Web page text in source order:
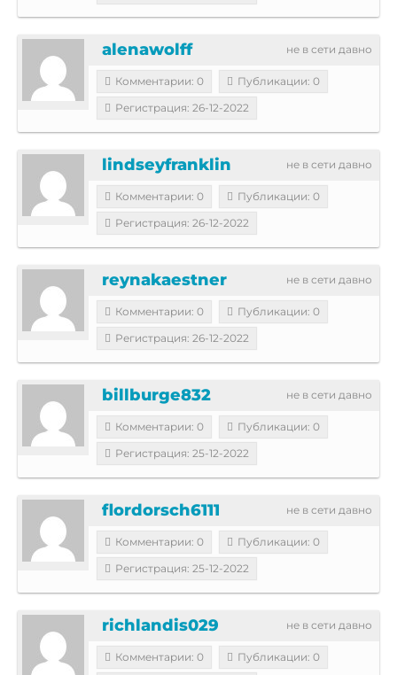
не в сети давно
alenawolff
Комментарии: 0
Публикации: 0
Регистрация: 26-12-2022
не в сети давно
lindseyfranklin
Комментарии: 0
Публикации: 0
Регистрация: 26-12-2022
не в сети давно
reynakaestner
Комментарии: 0
Публикации: 0
Регистрация: 26-12-2022
не в сети давно
billburge832
Комментарии: 0
Публикации: 0
Регистрация: 25-12-2022
не в сети давно
flordorsch6111
Комментарии: 0
Публикации: 0
Регистрация: 25-12-2022
не в сети давно
richlandis029
Комментарии: 0
Публикации: 0